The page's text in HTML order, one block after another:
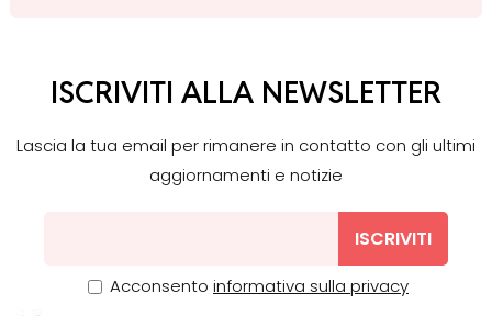
ISCRIVITI ALLA NEWSLETTER
Lascia la tua email per rimanere in contatto con gli ultimi
aggiornamenti e notizie
ISCRIVITI
Acconsento informativa sulla privacy